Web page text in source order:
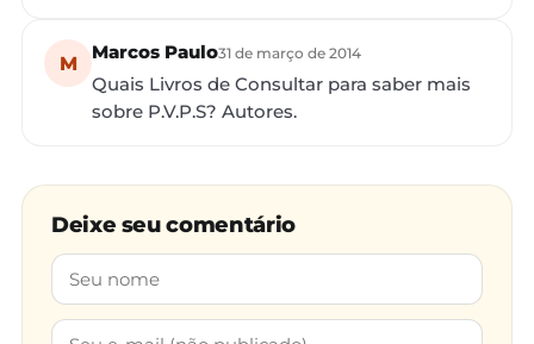
M Marcos Paulo31 de março de 2014
Quais Livros de Consultar para saber mais
sobre P.V.P.S? Autores.
Deixe seu comentário